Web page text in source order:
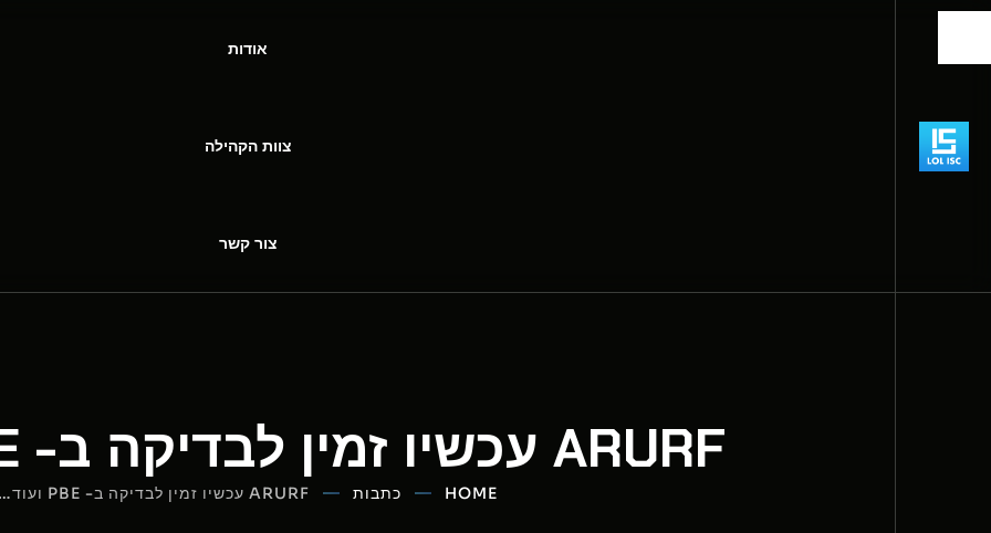
אודות
צוות הקהילה
צור קשר
ARURF עכשיו זמין לבדיקה ב- PBE ועוד…
HOME כתבות ARURF עכשיו זמין לבדיקה ב- PBE ועוד…